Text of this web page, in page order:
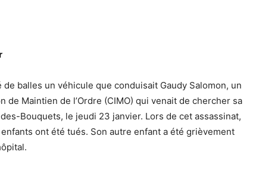
balles un véhicule que conduisait Gaudy Salomon, un
de Maintien de l’Ordre (CIMO) qui venait de chercher sa
Bouquets, le jeudi 23 janvier. Lors de cet assassinat,
ont été tués. Son autre enfant a été grièvement